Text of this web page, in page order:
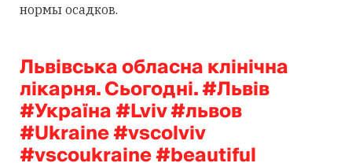
нормы осадков.
Львівська обласна клінічна
лікарня. Сьогодні. #Львів
#Україна #Lviv #львов
#Ukraine #vscolviv
#vscoukraine #beautiful